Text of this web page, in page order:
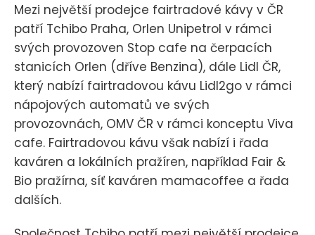
Mezi největší prodejce fairtradové kávy v ČR
patří Tchibo Praha, Orlen Unipetrol v rámci
svých provozoven Stop cafe na čerpacích
stanicích Orlen (dříve Benzina), dále Lidl ČR,
který nabízí fairtradovou kávu Lidl2go v rámci
nápojových automatů ve svých
provozovnách, OMV ČR v rámci konceptu Viva
cafe. Fairtradovou kávu však nabízí i řada
kaváren a lokálních pražíren, například Fair &
Bio pražírna, síť kaváren mamacoffee a řada
dalších.